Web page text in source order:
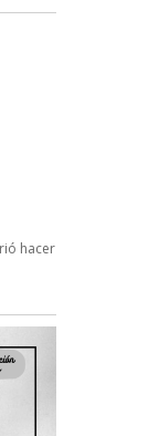
hacer